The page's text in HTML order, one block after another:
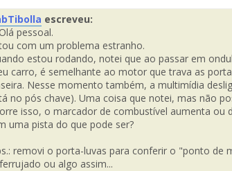
escreveu:
Olá pessoal.
com um problema estranho.
estou rodando, notei que ao passar em
carro, é semelhante ao motor que trava as
Nesse momento também, a multimídia
no pós chave). Uma coisa que notei, mas não
isso, o marcador de combustível aumenta ou
uma pista do que pode ser?
removi o porta-luvas para conferir o "ponto de
ou algo assim...